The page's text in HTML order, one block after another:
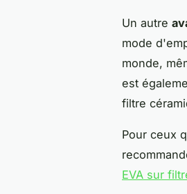
Un autre
mode
monde,
est
filtre
Pour ceux
EVA sur